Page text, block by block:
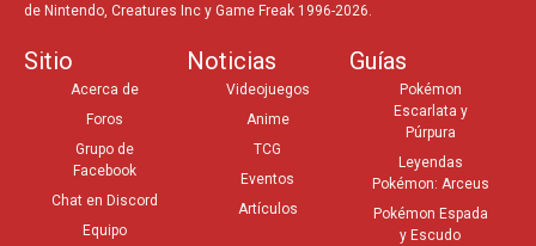
de Nintendo, Creatures Inc y Game Freak 1996-2026.
Sitio
Acerca de
Foros
Grupo de
Facebook
Chat en Discord
Equipo
Noticias
Videojuegos
Anime
TCG
Eventos
Artículos
Guías
Pokémon
Escarlata y
Púrpura
Leyendas
Pokémon: Arceus
Pokémon Espada
y Escudo